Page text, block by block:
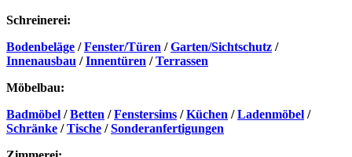
Schreinerei:
Bodenbeläge /Fenster/Türen /Garten/Sichtschutz /
Innenausbau /Innentüren /Terrassen
Möbelbau:
Badmöbel /Betten /Fenstersims /Küchen /Ladenmöbel /
Schränke /Tische /Sonderanfertigungen